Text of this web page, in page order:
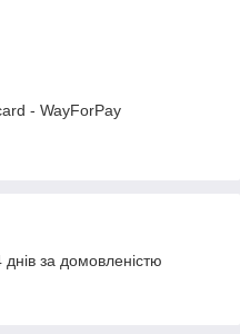
- WayForPay
за домовленістю